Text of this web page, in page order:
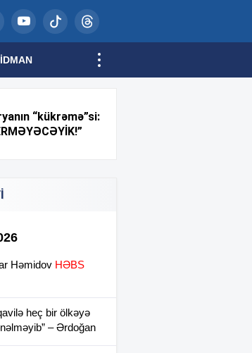
İDMAN
“kükrəmə”si:
Həmidov HƏBS
heç bir ölkəyə
– Ərdoğan